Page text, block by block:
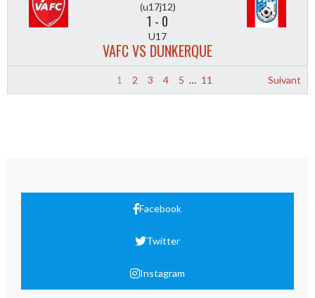
(u17j12)
1 - 0
U17
VAFC VS DUNKERQUE
1 2 3 4 5 … 11 Suivant
Facebook
Twitter
Instagram